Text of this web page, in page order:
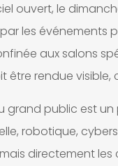
ouvert, le
les événements
aux salons
être rendue
grand public est un
robotique,
directement les